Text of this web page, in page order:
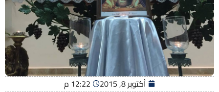
أكتوبر 8, 2015 12:22 م